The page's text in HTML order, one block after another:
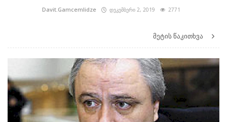
Davit.Gamcemlidze დეკემბერი 2, 2019 2771
მეტის წაკითხვა